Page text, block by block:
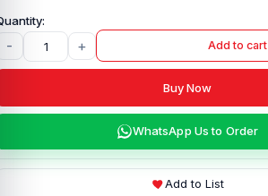
- + Add to cart
Buy Now
WhatsApp Us to Order
Add to List